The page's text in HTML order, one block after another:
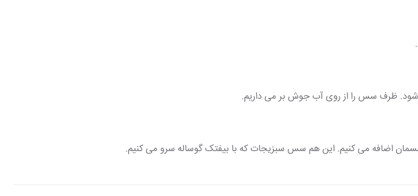
شود. ظرف سس را از روی آب جوش بر می داریم.
اضافه می کنیم. این هم سس سبزیجات که با بیفتک گوساله سرو می کنیم.